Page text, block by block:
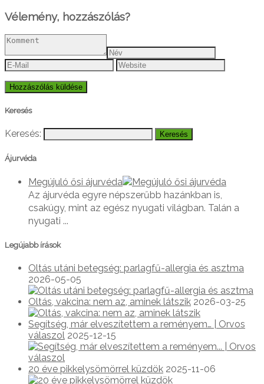
Vélemény, hozzászólás?
Keresés
Keresés:
Ájurvéda
Megújuló ősi ájurvéda
Az ájurvéda egyre népszerűbb hazánkban is,
csakúgy, mint az egész nyugati világban. Talán a
nyugati ...
Legújabb írások
Oltás utáni betegség: parlagfű-allergia és asztma
2026-05-05
Oltás, vakcina: nem az, aminek látszik 2026-03-25
Segítség, már elveszítettem a reményem… | Orvos
válaszol 2025-12-15
20 éve pikkelysömörrel küzdök 2025-11-06